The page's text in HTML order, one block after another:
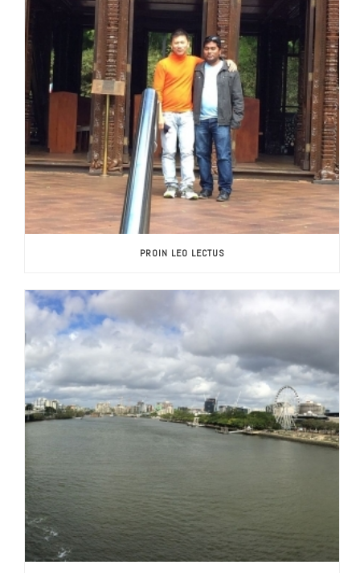
PROIN LEO LECTUS